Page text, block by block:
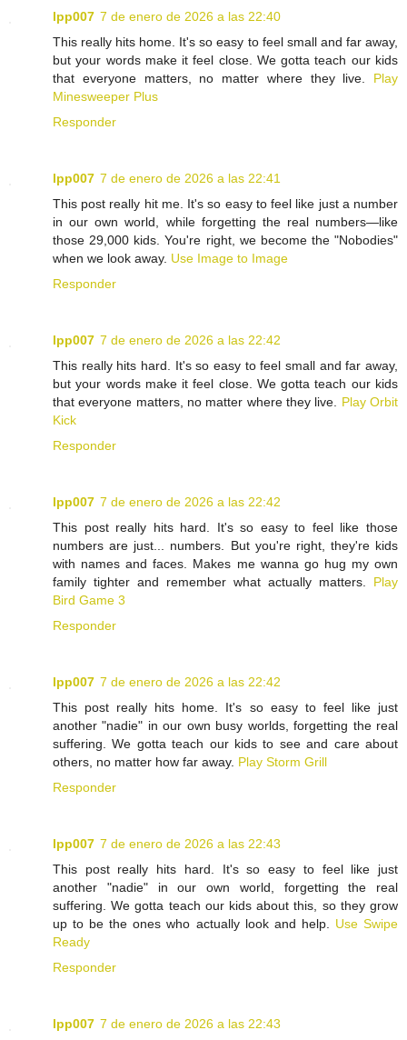
lpp007 7 de enero de 2026 a las 22:40
This really hits home. It's so easy to feel small and far away,
but your words make it feel close. We gotta teach our kids
that everyone matters, no matter where they live. Play
Minesweeper Plus
Responder
lpp007 7 de enero de 2026 a las 22:41
This post really hit me. It's so easy to feel like just a number
in our own world, while forgetting the real numbers—like
those 29,000 kids. You're right, we become the "Nobodies"
when we look away. Use Image to Image
Responder
lpp007 7 de enero de 2026 a las 22:42
This really hits hard. It's so easy to feel small and far away,
but your words make it feel close. We gotta teach our kids
that everyone matters, no matter where they live. Play Orbit
Kick
Responder
lpp007 7 de enero de 2026 a las 22:42
This post really hits hard. It's so easy to feel like those
numbers are just... numbers. But you're right, they're kids
with names and faces. Makes me wanna go hug my own
family tighter and remember what actually matters. Play
Bird Game 3
Responder
lpp007 7 de enero de 2026 a las 22:42
This post really hits home. It's so easy to feel like just
another "nadie" in our own busy worlds, forgetting the real
suffering. We gotta teach our kids to see and care about
others, no matter how far away. Play Storm Grill
Responder
lpp007 7 de enero de 2026 a las 22:43
This post really hits hard. It's so easy to feel like just
another "nadie" in our own world, forgetting the real
suffering. We gotta teach our kids about this, so they grow
up to be the ones who actually look and help. Use Swipe
Ready
Responder
lpp007 7 de enero de 2026 a las 22:43